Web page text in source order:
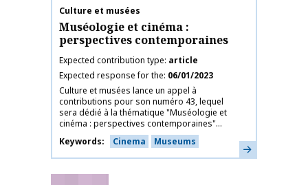
Publication name
Culture et musées
Muséologie et cinéma :
perspectives contemporaines
Expected contribution type article
Expected response for the 06/01/2023
Culture et musées lance un appel à
contributions pour son numéro 43, lequel
sera dédié à la thématique "Muséologie et
cinéma : perspectives contemporaines"...
Keywords
Cinema Museums Learn more